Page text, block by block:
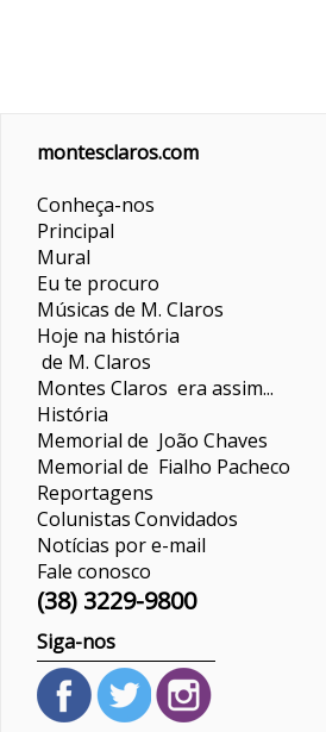
montesclaros.com
Conheça-nos
Principal
Mural
Eu te procuro
Músicas de M. Claros
Hoje na história
de M. Claros
Montes Claros era assim...
História
Memorial de João Chaves
Memorial de Fialho Pacheco
Reportagens
ColunistasConvidados
Notícias por e-mail
Fale conosco
(38) 3229-9800
Siga-nos